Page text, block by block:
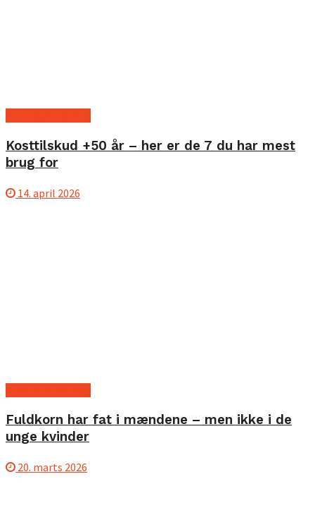
Kosttilskud +50 år – her er de 7 du har mest
brug for
14. april 2026
Fuldkorn har fat i mændene – men ikke i de
unge kvinder
20. marts 2026